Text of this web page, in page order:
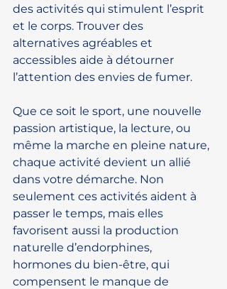
des activités qui stimulent l’esprit
et le corps. Trouver des
alternatives agréables et
accessibles aide à détourner
l’attention des envies de fumer.
Que ce soit le sport, une nouvelle
passion artistique, la lecture, ou
même la marche en pleine nature,
chaque activité devient un allié
dans votre démarche. Non
seulement ces activités aident à
passer le temps, mais elles
favorisent aussi la production
naturelle d’endorphines,
hormones du bien-être, qui
compensent le manque de